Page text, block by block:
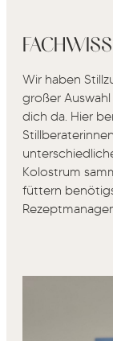
Wir haben
großer
dich da. Hier
Kolostrum
füttern